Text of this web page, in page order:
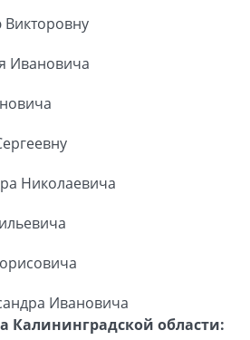
Ивановича
Николаевича
Ивановича
Калининградской области: